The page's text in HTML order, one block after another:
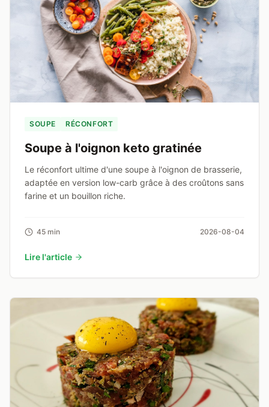
SOUPE RÉCONFORT
Soupe à l'oignon keto gratinée
Le réconfort ultime d'une soupe à l'oignon de brasserie,
adaptée en version low-carb grâce à des croûtons sans
farine et un bouillon riche.
45 min 2026-08-04
Lire l'article